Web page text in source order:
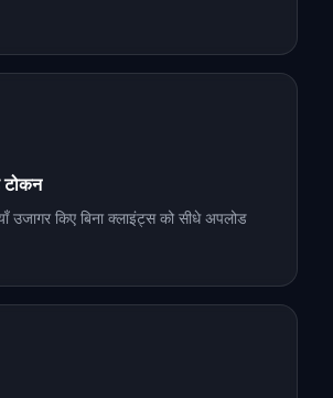
टोकन
उजागर किए बिना क्लाइंट्स को सीधे अपलोड